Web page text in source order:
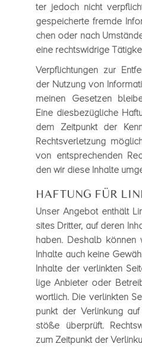
ter jedoch nicht
gespei­cherte fremde
chen oder nach
eine rechts­wid­rige
Ver­pflich­tun­gen zur
der Nut­zung von
mei­nen Geset­zen
Eine dies­be­züg­li­che
dem Zeit­punkt der
Rechts­ver­let­zung
von ent­spre­chen­den
den wir diese Inhalte
HAFTUNG FÜR
Unser Ange­bot ent­hält
sites Drit­ter, auf deren
haben. Des­halb
Inhalte auch keine
Inhalte der ver­link­ten
lige Anbie­ter oder
wort­lich. Die ver­link­ten
punkt der Ver­lin­kung
stöße über­prüft.
zum Zeit­punkt der